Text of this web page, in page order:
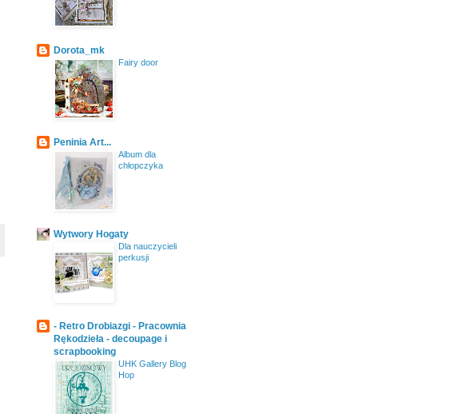
Dorota_mk
Fairy door
Peninia Art...
Album dla
chłopczyka
Wytwory Hogaty
Dla nauczycieli
perkusji
- Retro Drobiazgi - Pracownia
Rękodzieła - decoupage i
scrapbooking
UHK Gallery Blog
Hop